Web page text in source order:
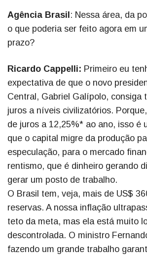
Agência Brasil: Nessa área, da
o que poderia ser feito agora em
prazo?
Ricardo Cappelli: Primeiro eu
expectativa de que o novo
Central, Gabriel Galípolo, consiga
juros a níveis civilizatórios.
de juros a 12,25%* ao ano, isso é
que o capital migre da produção
especulação, para o mercado
rentismo, que é dinheiro gerando
gerar um posto de trabalho.
O Brasil tem, veja, mais de US$
reservas. A nossa inflação
teto da meta, mas ela está muito
descontrolada. O ministro
fazendo um grande trabalho